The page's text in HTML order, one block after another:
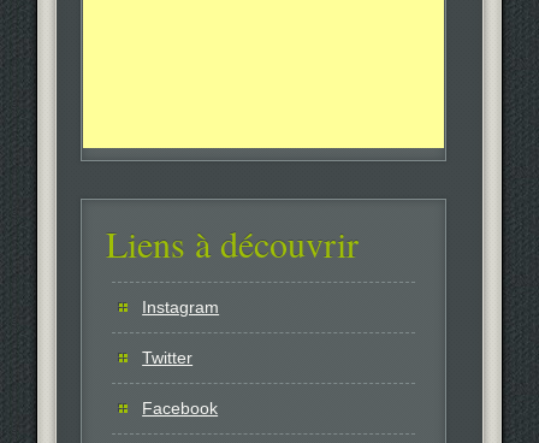
Liens à découvrir
Instagram
Twitter
Facebook